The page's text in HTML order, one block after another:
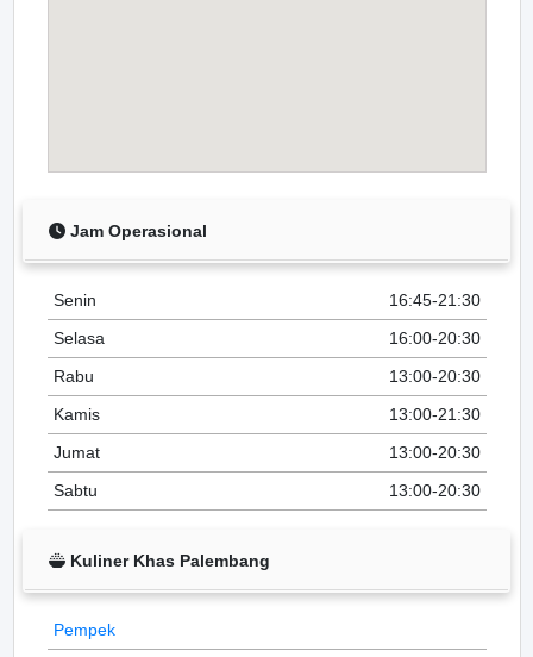
Jam Operasional
Senin
16:45-21:30
Selasa
16:00-20:30
Rabu
13:00-20:30
Kamis
13:00-21:30
Jumat
13:00-20:30
Sabtu
13:00-20:30
Kuliner Khas Palembang
Pempek